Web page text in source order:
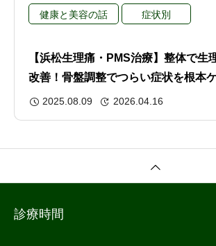
健康と美容の話 症状別
【浜松生理痛・PMS治療】整体で生
改善！骨盤調整でつらい症状を根本
2025.08.09 2026.04.16
診療時間